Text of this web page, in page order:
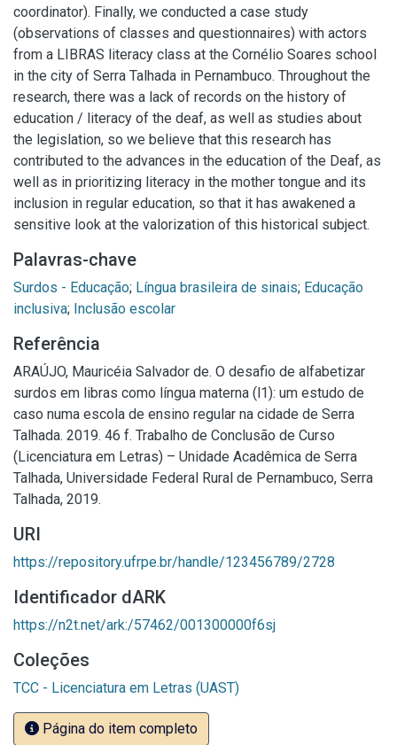
coordinator). Finally, we conducted a case study
(observations of classes and questionnaires) with actors
from a LIBRAS literacy class at the Cornélio Soares school
in the city of Serra Talhada in Pernambuco. Throughout the
research, there was a lack of records on the history of
education / literacy of the deaf, as well as studies about
the legislation, so we believe that this research has
contributed to the advances in the education of the Deaf, as
well as in prioritizing literacy in the mother tongue and its
inclusion in regular education, so that it has awakened a
sensitive look at the valorization of this historical subject.
Palavras-chave
Surdos - Educação; Língua brasileira de sinais; Educação
inclusiva; Inclusão escolar
Referência
ARAÚJO, Mauricéia Salvador de. O desafio de alfabetizar
surdos em libras como língua materna (l1): um estudo de
caso numa escola de ensino regular na cidade de Serra
Talhada. 2019. 46 f. Trabalho de Conclusão de Curso
(Licenciatura em Letras) – Unidade Acadêmica de Serra
Talhada, Universidade Federal Rural de Pernambuco, Serra
Talhada, 2019.
URI
https://repository.ufrpe.br/handle/123456789/2728
Identificador dARK
https://n2t.net/ark:/57462/001300000f6sj
Coleções
TCC - Licenciatura em Letras (UAST)
Página do item completo